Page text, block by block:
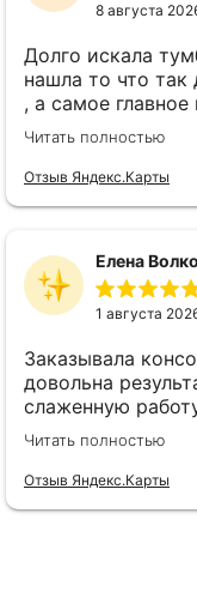
8 августа
Долго искала
нашла то что так
, а самое
спасибо
Читать полностью
Отзыв Яндекс.Карты
Елена
1 августа
Заказывала
довольна результатом!!!!
слаженную
ориентированная
внимательно
облегчает
Читать полностью
Отзыв Яндекс.Карты